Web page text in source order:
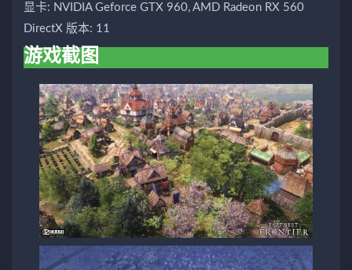
显卡: NVIDIA Geforce GTX 960, AMD Radeon RX 560
DirectX 版本: 11
游戏截图